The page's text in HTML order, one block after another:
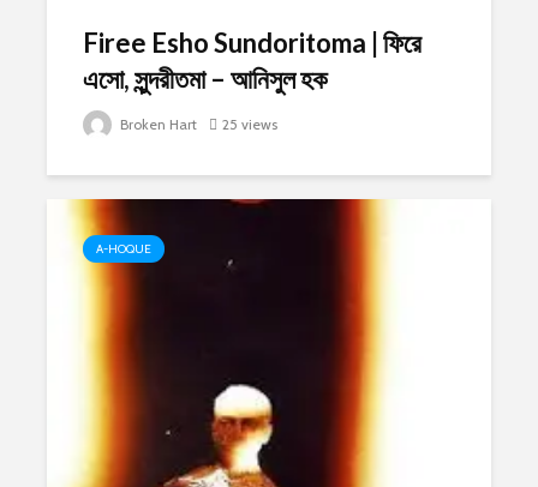
Firee Esho Sundoritoma | ফিরে
এসো, সুন্দরীতমা – আনিসুল হক
Broken Hart 25 views
A-HOQUE